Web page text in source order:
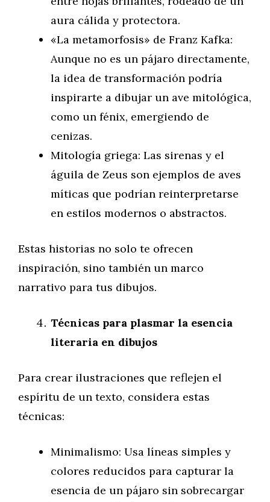
aura cálida y protectora.
«La metamorfosis» de Franz Kafka:
Aunque no es un pájaro directamente,
la idea de transformación podría
inspirarte a dibujar un ave mitológica,
como un fénix, emergiendo de
cenizas.
Mitología griega: Las sirenas y el
águila de Zeus son ejemplos de aves
míticas que podrían reinterpretarse
en estilos modernos o abstractos.
Estas historias no solo te ofrecen
inspiración, sino también un marco
narrativo para tus dibujos.
Técnicas para plasmar la esencia
literaria en dibujos
Para crear ilustraciones que reflejen el
espíritu de un texto, considera estas
técnicas:
Minimalismo: Usa líneas simples y
colores reducidos para capturar la
esencia de un pájaro sin sobrecargar